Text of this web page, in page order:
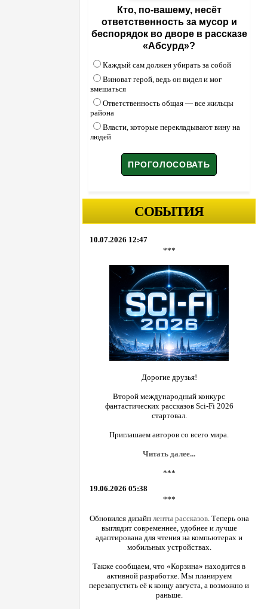
Кто, по-вашему, несёт
ответственность за мусор и
беспорядок во дворе в рассказе
«Абсурд»?
Каждый сам должен убирать за собой
Виноват герой, ведь он видел и мог
вмешаться
Ответственность общая — все жильцы
района
Власти, которые перекладывают вину на
людей
СОБЫТИЯ
10.07.2026 12:47
***
Дорогие друзья!
Второй международный конкурс
фантастических рассказов Sci-Fi 2026
стартовал.
Приглашаем авторов со всего мира.
Читать далее...
***
19.06.2026 05:38
***
Обновился дизайн ленты рассказов. Теперь она
выглядит современнее, удобнее и лучше
адаптирована для чтения на компьютерах и
мобильных устройствах.
Также сообщаем, что «Корзина» находится в
активной разработке. Мы планируем
перезапустить её к концу августа, а возможно и
раньше.